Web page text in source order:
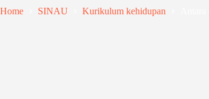
Home SINAU Kurikulum kehidupan